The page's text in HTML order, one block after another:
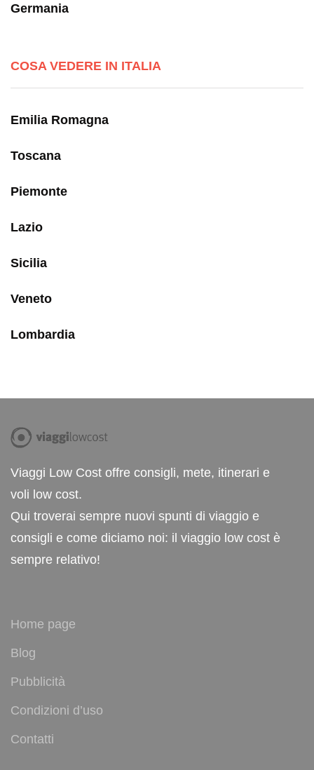
Germania
COSA VEDERE IN ITALIA
Emilia Romagna
Toscana
Piemonte
Lazio
Sicilia
Veneto
Lombardia
Viaggi Low Cost offre consigli, mete, itinerari e
voli low cost.
Qui troverai sempre nuovi spunti di viaggio e
consigli e come diciamo noi: il viaggio low cost è
sempre relativo!
Home page
Blog
Pubblicità
Condizioni d’uso
Contatti